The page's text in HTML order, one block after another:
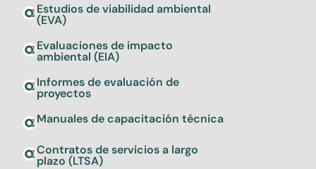
Estudios de viabilidad ambiental
(EVA)
Evaluaciones de impacto
ambiental (EIA)
Informes de evaluación de
proyectos
Manuales de capacitación técnica
Contratos de servicios a largo
plazo (LTSA)